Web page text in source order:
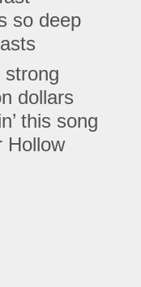
so deep
strong
dollars
this song
Hollow